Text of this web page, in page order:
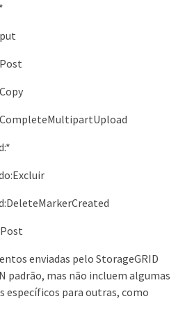
enviadas pelo StorageGRID
padrão, mas não incluem algumas
específicos para outras, como